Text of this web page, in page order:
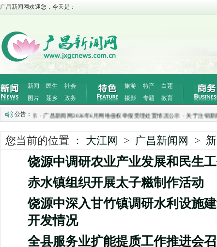
广昌新闻网欢迎您，今天是：
新闻 民生
社会
图片
莲乡 政务
旅游 特产
白莲
摄影
专题 教育
公告：
情况公示· 广昌新闻网2026年6月网络侵权举报受理处置情况公示·关于注销新闻记
您当前的位置 ： 大江网 > 广昌新闻网 >
饶源中调研农业产业发展和民生
赤水镇组织开展太子糍制作活动
饶源中深入甘竹镇调研水利设施
开发情况
全县服务业扩能提质工作推进会